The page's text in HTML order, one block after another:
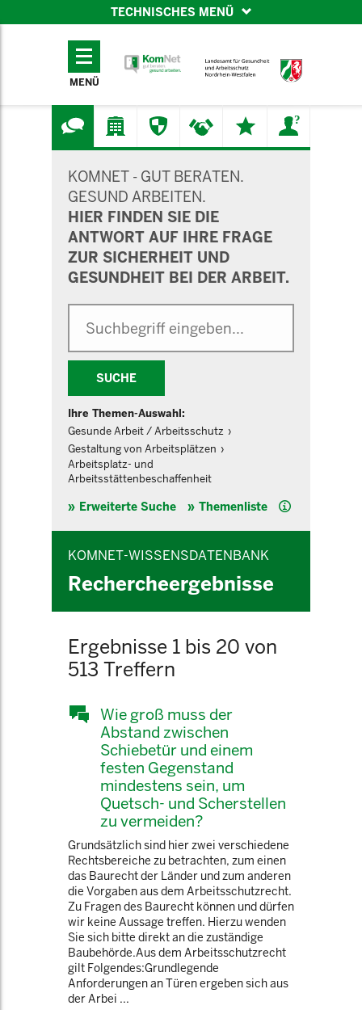
TECHNISCHES MENÜ
TECHNISCHES
MENÜ
KOMNET - GUT BERATEN.
GESUND ARBEITEN.
HIER FINDEN SIE DIE
ANTWORT AUF IHRE FRAGE
ZUR SICHERHEIT UND
GESUNDHEIT BEI DER ARBEIT.
SUCHE
Ihre Themen-Auswahl:
Gesunde Arbeit / Arbeitsschutz
Gestaltung von Arbeitsplätzen
Arbeitsplatz- und
Arbeitsstättenbeschaffenheit
Erweiterte Suche Themenliste Hilfe
KOMNET-WISSENSDATENBANK
Rechercheergebnisse
Ergebnisse 1 bis 20 von
513 Treffern
Wie groß muss der
Abstand zwischen
Schiebetür und einem
festen Gegenstand
mindestens sein, um
Quetsch- und Scherstellen
zu vermeiden?
Grundsätzlich sind hier zwei verschiedene
Rechtsbereiche zu betrachten, zum einen
das Baurecht der Länder und zum anderen
die Vorgaben aus dem Arbeitsschutzrecht.
Zu Fragen des Baurecht können und dürfen
wir keine Aussage treffen. Hierzu wenden
Sie sich bitte direkt an die zuständige
Baubehörde.Aus dem Arbeitsschutzrecht
gilt Folgendes:Grundlegende
Anforderungen an Türen ergeben sich aus
der Arbei ...